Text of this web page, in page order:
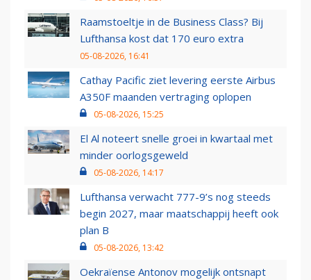
Raamstoeltje in de Business Class? Bij
Lufthansa kost dat 170 euro extra
05-08-2026, 16:41
Cathay Pacific ziet levering eerste Airbus
A350F maanden vertraging oplopen
05-08-2026, 15:25
El Al noteert snelle groei in kwartaal met
minder oorlogsgeweld
05-08-2026, 14:17
Lufthansa verwacht 777-9’s nog steeds
begin 2027, maar maatschappij heeft ook
plan B
05-08-2026, 13:42
Oekraïense Antonov mogelijk ontsnapt